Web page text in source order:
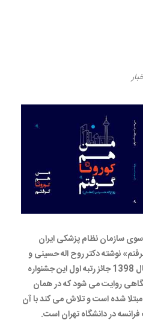
سوی سازمان نظام پزشکی ایران
نوشته دکتر روح اله حسینی و
منتشر شده توسط نشر لوگوس سال 1398 جائز رتبه اول این جشنواره
روایت می شود که در همان
مبتلا شده است و تلاش می کند با آن
در دانشگاه تهران است.